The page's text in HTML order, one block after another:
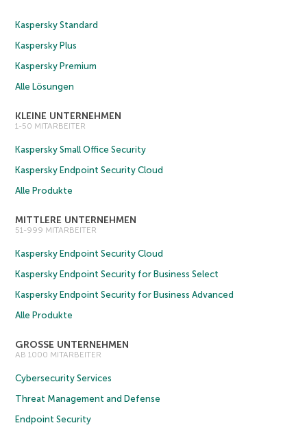
Kaspersky Standard
Kaspersky Plus
Kaspersky Premium
Alle Lösungen
KLEINE UNTERNEHMEN
1-50 MITARBEITER
Kaspersky Small Office Security
Kaspersky Endpoint Security Cloud
Alle Produkte
MITTLERE UNTERNEHMEN
51-999 MITARBEITER
Kaspersky Endpoint Security Cloud
Kaspersky Endpoint Security for Business Select
Kaspersky Endpoint Security for Business Advanced
Alle Produkte
GROSSE UNTERNEHMEN
AB 1000 MITARBEITER
Cybersecurity Services
Threat Management and Defense
Endpoint Security